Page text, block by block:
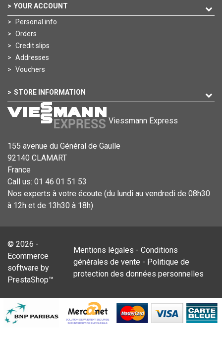
YOUR ACCOUNT
Personal info
Orders
Credit slips
Addresses
Vouchers
STORE INFORMATION
Viessmann Express
155 avenue du Général de Gaulle
92140 CLAMART
France
Call us: 01 46 01 51 53
Nos experts à votre écoute (du lundi au vendredi de 08h30
à 12h et de 13h30 à 18h)
© 2026 -
Ecommerce
software by
PrestaShop™
Mentions légales -Conditions
générales de vente - Politique de
protection des données personnelles